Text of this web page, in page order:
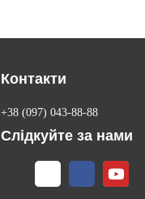
Контакти
+38 (097) 043-88-88
Слідкуйте за нами